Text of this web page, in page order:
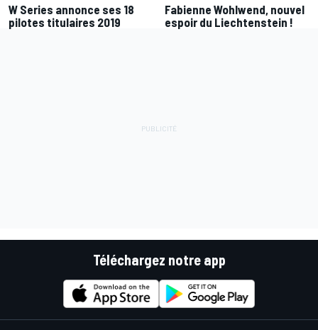
W Series annonce ses 18
pilotes titulaires 2019
Fabienne Wohlwend, nouvel
espoir du Liechtenstein !
Téléchargez notre app